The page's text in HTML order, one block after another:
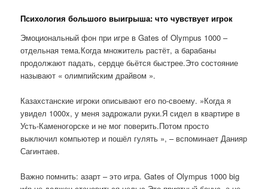
Психология большого выигрыша: что чувствует игрок
Эмоциональный фон при игре в Gates of Olympus 1000 –
отдельная тема.Когда множитель растёт, а барабаны
продолжают падать, сердце бьётся быстрее.Это состояние
называют « олимпийским драйвом ».
Казахстанские игроки описывают его по-своему. »Когда я
увидел 1000x, у меня задрожали руки.Я сидел в квартире в
Усть-Каменогорске и не мог поверить.Потом просто
выключил компьютер и пошёл гулять », – вспоминает Данияр
Сагинтаев.
Важно помнить: азарт – это игра. Gates of Olympus 1000 big